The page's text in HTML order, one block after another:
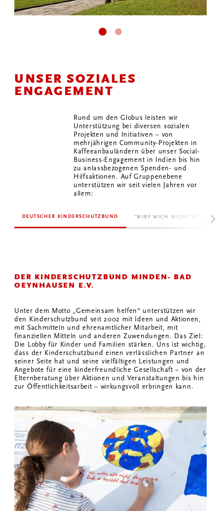
UNSER SOZIALES
ENGAGEMENT
Rund um den Globus leisten wir
Unterstützung bei diversen sozialen
Projekten und Initiativen – von
mehrjährigen Community-Projekten in
Kaffeeanbauländern über unser Social-
Business-Engagement in Indien bis hin
zu anlassbezogenen Spenden- und
Hilfsaktionen. Auf Gruppenebene
unterstützen wir seit vielen Jahren vor
allem:
DEUTSCHER KINDERSCHUTZBUND "WIRF MICH NICHT WEG"
DER KINDERSCHUTZBUND MINDEN- BAD
OEYNHAUSEN E.V.
Unter dem Motto „Gemeinsam helfen“ unterstützen wir
den Kinderschutzbund seit 2002 mit Ideen und Aktionen,
mit Sachmitteln und ehrenamtlicher Mitarbeit, mit
finanziellen Mitteln und anderen Zuwendungen. Das Ziel:
Die Lobby für Kinder und Familien stärken. Uns ist wichtig,
dass der Kinderschutzbund einen verlässlichen Partner an
seiner Seite hat und seine vielfältigen Leistungen und
Angebote für eine kinderfreundliche Gesellschaft – von der
Elternberatung über Aktionen und Veranstaltungen bis hin
zur Öffentlichkeitsarbeit – wirkungsvoll erbringen kann.